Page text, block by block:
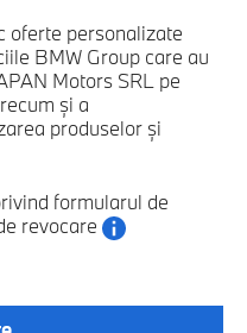
oferte personalizate
BMW Group care au
Motors SRL pe
și a
produselor și
formularul de
revocare